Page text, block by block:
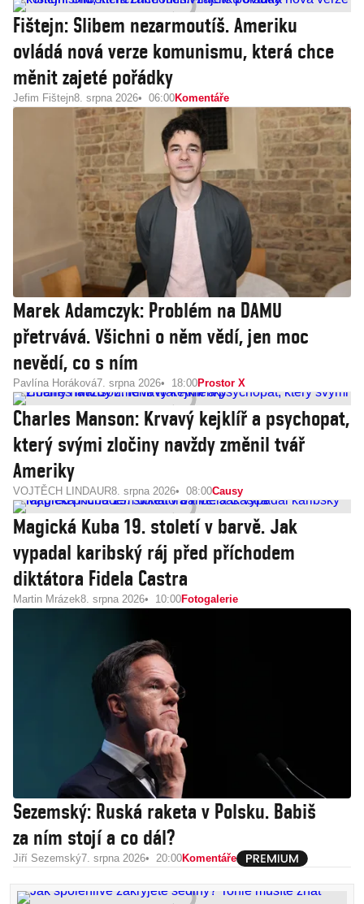
Fištejn: Slibem nezarmoutíš. Ameriku
ovládá nová verze komunismu, která chce
měnit zajeté pořádky
Jefim Fištejn8. srpna 2026 06:00Komentáře
Marek Adamczyk: Problém na DAMU
přetrvává. Všichni o něm vědí, jen moc
nevědí, co s ním
Pavlína Horáková7. srpna 2026 18:00Prostor X
Charles Manson: Krvavý kejklíř a psychopat,
který svými zločiny navždy změnil tvář
Ameriky
VOJTĚCH LINDAUR8. srpna 2026 08:00Causy
Magická Kuba 19. století v barvě. Jak
vypadal karibský ráj před příchodem
diktátora Fidela Castra
Martin Mrázek8. srpna 2026 10:00Fotogalerie
Sezemský: Ruská raketa v Polsku. Babiš
za ním stojí a co dál?
Jiří Sezemský7. srpna 2026 20:00Komentáře